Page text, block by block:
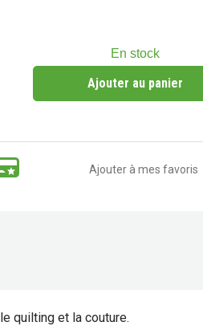
En stock
Ajouter au panier
Ajouter à mes favoris
quilting et la couture.